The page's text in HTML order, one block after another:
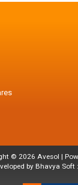
© 2026 Avesol |
by Bhavya Soft :